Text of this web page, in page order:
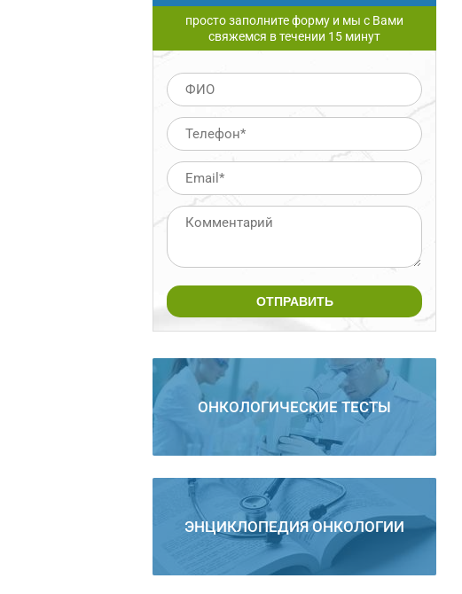
просто заполните форму и мы с Вами
свяжемся в течении 15 минут
ОНКОЛОГИЧЕСКИЕ ТЕСТЫ
ЭНЦИКЛОПЕДИЯ ОНКОЛОГИИ